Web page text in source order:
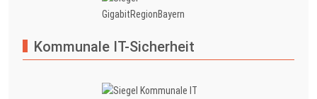
Kommunale IT-Sicherheit